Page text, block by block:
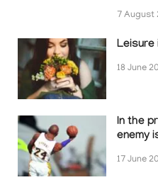
7 August
Leisure
18 June
In the
enemy
17 June